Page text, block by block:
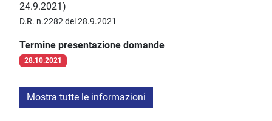
24.9.2021)
D.R. n.2282 del 28.9.2021
Termine presentazione domande
28.10.2021
Mostra tutte le informazioni